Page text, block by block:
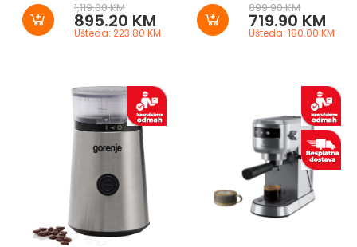
1,119.00 KM
895.20 KM
Ušteda: 223.80 KM
899.90 KM
719.90 KM
Ušteda: 180.00 KM